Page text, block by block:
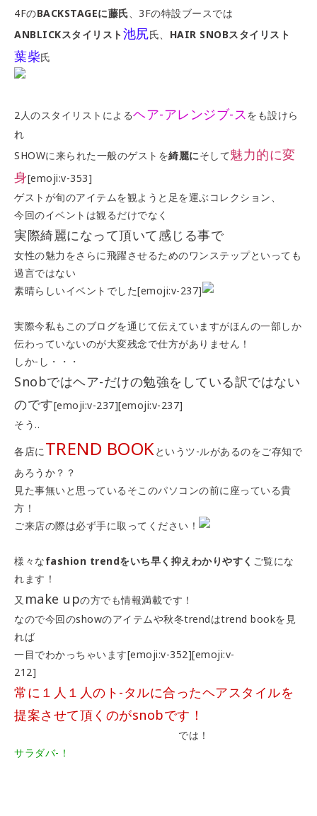
4FのBACKSTAGEに藤氏、3Fの特設ブースでは
ANBLICKスタイリスト池尻氏、 HAIR SNOBスタイリスト
葉柴氏
2人のスタイリストによるヘア-アレンジブ-スをも設けら
れ
SHOWに来られた一般のゲストを綺麗にそして魅力的に変
身[emoji:v-353]
ゲストが旬のアイテムを観ようと足を運ぶコレクション、
今回のイベントは観るだけでなく
実際綺麗になって頂いて感じる事で
女性の魅力をさらに飛躍させるためのワンステップといっても
過言ではない
素晴らしいイベントでした[emoji:v-237]
実際今私もこのブログを通じて伝えていますがほんの一部しか
伝わっていないのが大変残念で仕方がありません！
しか-し・・・
Snobではヘア-だけの勉強をしている訳ではない
のです[emoji:v-237][emoji:v-237]
そう..
各店にTREND BOOKというツ-ルがあるのをご存知で
あろうか？？
見た事無いと思っているそこのパソコンの前に座っている貴
方！
ご来店の際は必ず手に取ってください！
様々なfashion trendをいち早く抑えわかりやすく ご覧にな
れます！
又 make upの方でも情報満載です！
なので今回のshowのアイテムや秋冬trendはtrend bookを見
れば
一目でわかっちゃいます[emoji:v-352][emoji:v-
212]
常に１人１人のト-タルに合ったヘアスタイルを
提案させて頂くのがsnobです！
では！
サラダバ-！